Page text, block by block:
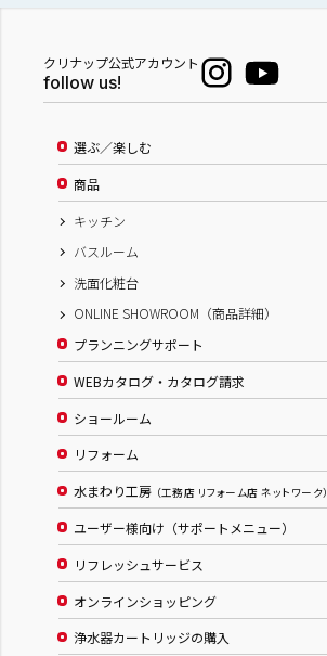
クリナップ公式アカウント
follow us!
選ぶ／楽しむ
商品
キッチン
バスルーム
洗面化粧台
ONLINE SHOWROOM（商品詳細）
プランニングサポート
WEBカタログ・カタログ請求
ショールーム
リフォーム
水まわり工房 （工務店 リフォーム店 ネットワーク）
ユーザー様向け（サポートメニュー）
リフレッシュサービス
オンラインショッピング
浄水器カートリッジの購入